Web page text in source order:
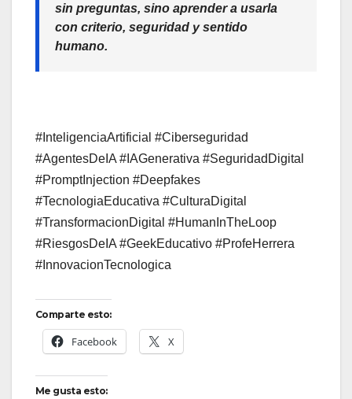
sin preguntas, sino aprender a usarla
con criterio, seguridad y sentido
humano.
#InteligenciaArtificial #Ciberseguridad
#AgentesDeIA #IAGenerativa #SeguridadDigital
#PromptInjection #Deepfakes
#TecnologiaEducativa #CulturaDigital
#TransformacionDigital #HumanInTheLoop
#RiesgosDeIA #GeekEducativo #ProfeHerrera
#InnovacionTecnologica
Comparte esto:
Facebook X
Me gusta esto: